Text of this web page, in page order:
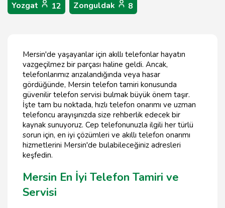
Yozgat 12 Zonguldak 8
Mersin'de yaşayanlar için akıllı telefonlar hayatın
vazgeçilmez bir parçası haline geldi. Ancak,
telefonlarımız arızalandığında veya hasar
gördüğünde, Mersin telefon tamiri konusunda
güvenilir telefon servisi bulmak büyük önem taşır.
İşte tam bu noktada, hızlı telefon onarımı ve uzman
telefoncu arayışınızda size rehberlik edecek bir
kaynak sunuyoruz. Cep telefonunuzla ilgili her türlü
sorun için, en iyi çözümleri ve akıllı telefon onarımı
hizmetlerini Mersin'de bulabileceğiniz adresleri
keşfedin.
Mersin En İyi Telefon Tamiri ve
Servisi